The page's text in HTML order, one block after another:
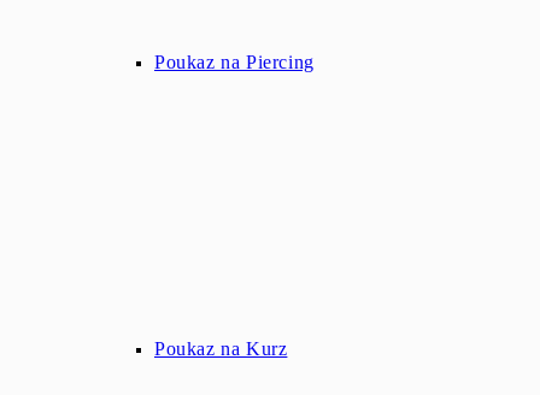
Poukaz na Piercing
Poukaz na Kurz